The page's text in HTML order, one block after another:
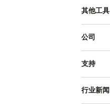
其他工具
公司
支持
行业新闻